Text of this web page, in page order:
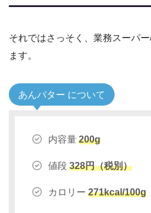
それではさっそく、業務スーパ
ます。
あんバター について
内容量 200g
値段 328円（税別）
カロリー 271kcal/100g